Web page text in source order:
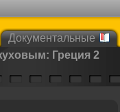
Документальные
Греция 2